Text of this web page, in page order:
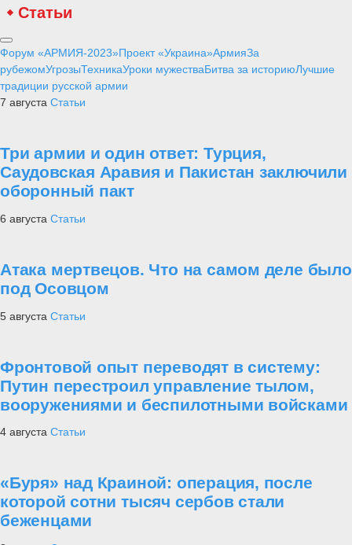
Статьи
Форум «АРМИЯ-2023»Проект «Украина»АрмияЗа
рубежомУгрозыТехникаУроки мужестваБитва за историюЛучшие
традиции русской армии
7 августа Статьи
Три армии и один ответ: Турция,
Саудовская Аравия и Пакистан заключили
оборонный пакт
6 августа Статьи
Атака мертвецов. Что на самом деле было
под Осовцом
5 августа Статьи
Фронтовой опыт переводят в систему:
Путин перестроил управление тылом,
вооружениями и беспилотными войсками
4 августа Статьи
«Буря» над Краиной: операция, после
которой сотни тысяч сербов стали
беженцами